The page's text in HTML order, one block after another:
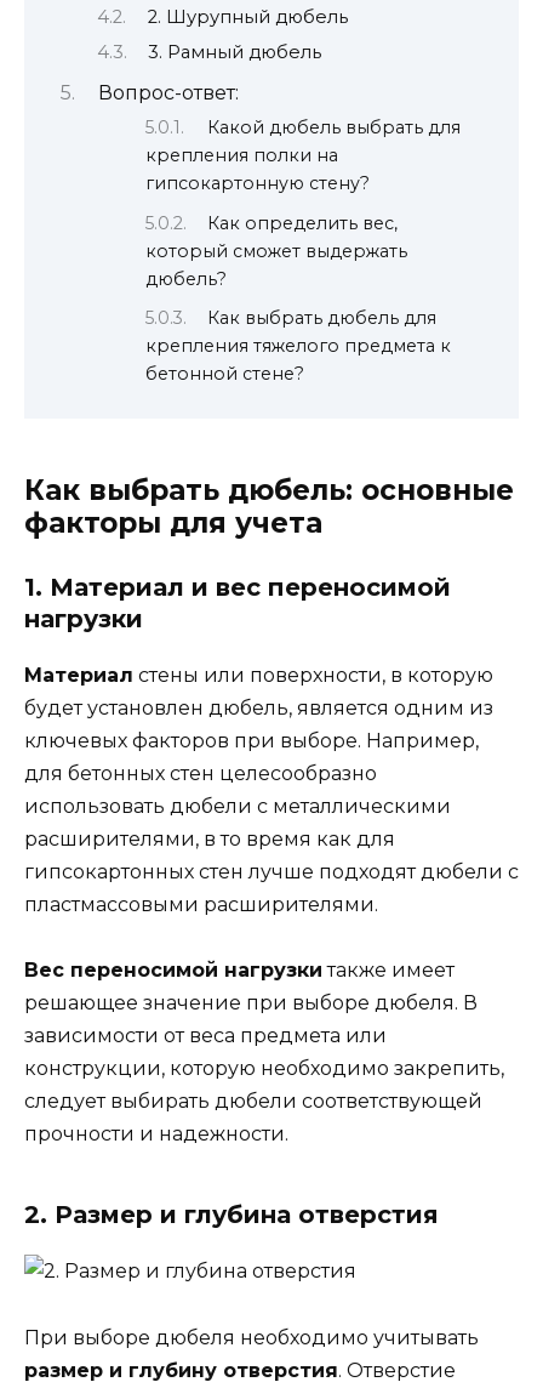
2. Шурупный дюбель
3. Рамный дюбель
Вопрос-ответ:
Какой дюбель выбрать для
крепления полки на
гипсокартонную стену?
Как определить вес,
который сможет выдержать
дюбель?
Как выбрать дюбель для
крепления тяжелого предмета к
бетонной стене?
Как выбрать дюбель: основные
факторы для учета
1. Материал и вес переносимой
нагрузки
Материал стены или поверхности, в которую
будет установлен дюбель, является одним из
ключевых факторов при выборе. Например,
для бетонных стен целесообразно
использовать дюбели с металлическими
расширителями, в то время как для
гипсокартонных стен лучше подходят дюбели с
пластмассовыми расширителями.
Вес переносимой нагрузки также имеет
решающее значение при выборе дюбеля. В
зависимости от веса предмета или
конструкции, которую необходимо закрепить,
следует выбирать дюбели соответствующей
прочности и надежности.
2. Размер и глубина отверстия
При выборе дюбеля необходимо учитывать
размер и глубину отверстия. Отверстие